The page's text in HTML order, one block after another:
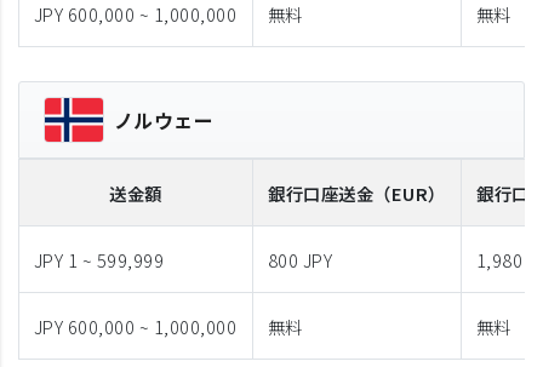
JPY 600,000 ~ 1,000,000 無料 無料
ノルウェー
送金額 銀行口座送金 （EUR） 銀行口
JPY 1 ~ 599,999 800 JPY 1,980
JPY 600,000 ~ 1,000,000 無料 無料